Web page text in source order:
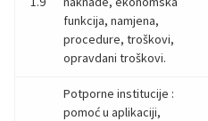
funkcija, namjena,
procedure, troškovi,
opravdani troškovi.
Potporne institucije :
pomoć u aplikaciji,